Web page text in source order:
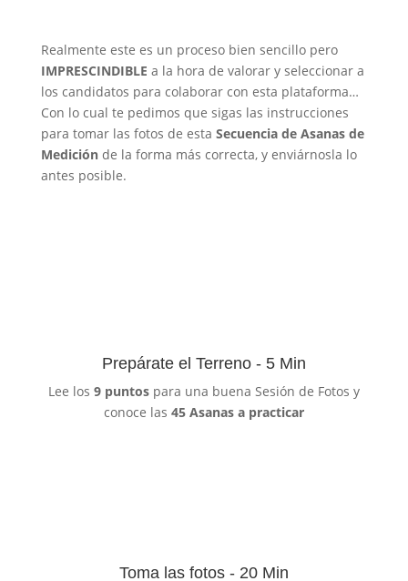
Realmente este es un proceso bien sencillo pero
IMPRESCINDIBLE a la hora de valorar y seleccionar a
los candidatos para colaborar con esta plataforma…
Con lo cual te pedimos que sigas las instrucciones
para tomar las fotos de esta Secuencia de Asanas de
Mediciónde la forma más correcta, y enviárnosla lo
antes posible.
Prepárate el Terreno - 5 Min
Lee los 9 puntospara una buena Sesión de Fotos y
conoce las 45 Asanas a practicar
Toma las fotos - 20 Min